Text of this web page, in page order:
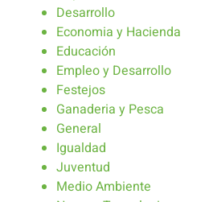
Desarrollo
Economia y Hacienda
Educación
Empleo y Desarrollo
Festejos
Ganaderia y Pesca
General
Igualdad
Juventud
Medio Ambiente